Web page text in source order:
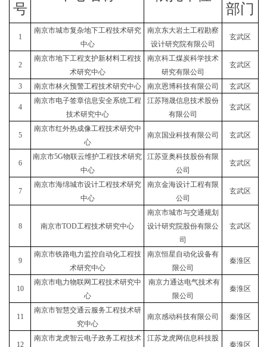
号
部门
1
南京市城市复杂地下工程技术研究
中心
南京东大岩土工程勘察
设计研究院有限公司
玄武区
2
南京市地下工程支护新材料工程技
术研究中心
南京科工煤炭科学技术
研究有限公司
玄武区
3 南京市林火预警工程技术研究中心 南京恩博科技有限公司 玄武区
4
南京市电子签章信息安全系统工程
技术研究中心
江苏翔晟信息技术股份
有限公司
玄武区
5
南京市红外热成像工程技术研究中
心
南京国业科技有限公司 玄武区
6
南京市5G物联云维护工程技术研究
中心
江苏亚奥科技股份有限
公司
玄武区
7
南京市海绵城市设计工程技术研究
中心
南京金海设计工程有限
公司
玄武区
8 南京市TOD工程技术研究中心
南京市城市与交通规划
设计研究院股份有限公
司
玄武区
9
南京市铁路电力监控自动化工程技
术研究中心
南京恒星自动化设备有
限公司
秦淮区
10
南京市电力物联网工程技术研究中
心
南京力通达电气技术有
限公司
秦淮区
11
南京市智慧交通云服务工程技术研
究中心
南京感动科技有限公司 秦淮区
12
南京市龙虎智云电子政务工程技术
江苏龙虎网信息科技股
秦淮区